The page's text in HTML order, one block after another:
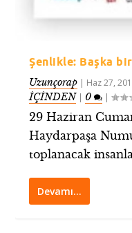
Şenlikle: Başka
Uzunçorap | Haz 27,
İÇİNDEN| 0 |
29 Haziran
Haydarpaşa
toplanacak
Devamı…